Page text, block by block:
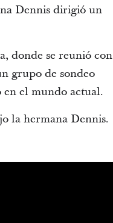
Dennis dirigió un
donde se reunió con
grupo de sondeo
en el mundo actual.
la hermana Dennis.